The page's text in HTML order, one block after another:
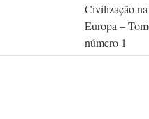
Civilização na
Europa –
número 1